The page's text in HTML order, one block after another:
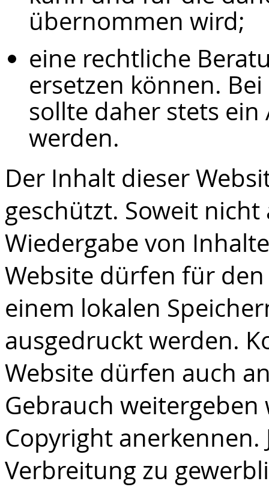
übernommen wird;
eine rechtliche
ersetzen können.
sollte daher stets ein
werden.
Der Inhalt dieser
geschützt. Soweit
Wiedergabe von
Website dürfen für
einem lokalen
ausgedruckt werden.
Website dürfen auch
Gebrauch
Copyright
Verbreitung zu